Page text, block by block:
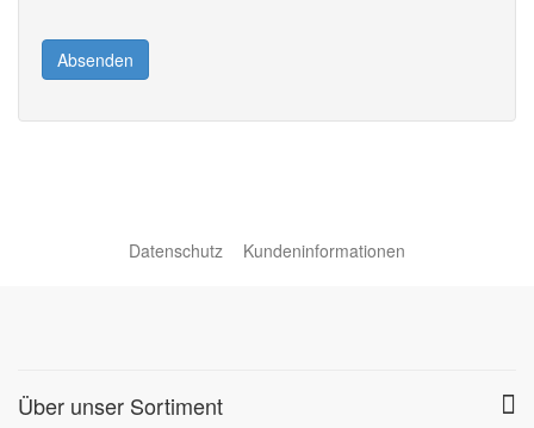
Absenden
Datenschutz Kundeninformationen
Über unser Sortiment